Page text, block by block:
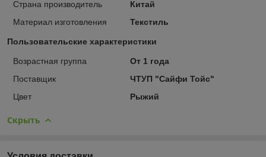
Страна производитель
Китай
Материал изготовления
Текстиль
Пользовательские характеристики
Возрастная группа
От 1 года
Поставщик
ЧТУП "Сайфи Тойс"
Цвет
Рыжий
Скрыть